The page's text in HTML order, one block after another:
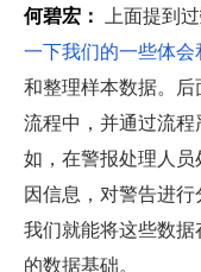
何碧宏： 上面提到过
一下我们的一些体会
和整理样本数据。
流程中，并通过流
如，在警报处理人
因信息，对警告进
我们就能将这些数
的数据基础。